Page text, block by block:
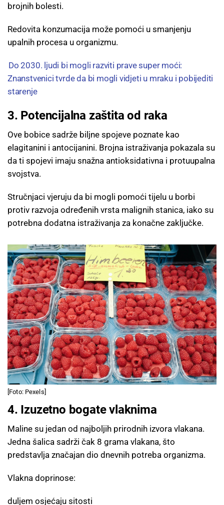
brojnih bolesti.
Redovita konzumacija može pomoći u smanjenju
upalnih procesa u organizmu.
Do 2030. ljudi bi mogli razviti prave super moći:
Znanstvenici tvrde da bi mogli vidjeti u mraku i pobijediti
starenje
3. Potencijalna zaštita od raka
Ove bobice sadrže biljne spojeve poznate kao
elagitanini i antocijanini. Brojna istraživanja pokazala su
da ti spojevi imaju snažna antioksidativna i protuupalna
svojstva.
Stručnjaci vjeruju da bi mogli pomoći tijelu u borbi
protiv razvoja određenih vrsta malignih stanica, iako su
potrebna dodatna istraživanja za konačne zaključke.
[Foto: Pexels]
4. Izuzetno bogate vlaknima
Maline su jedan od najboljih prirodnih izvora vlakana.
Jedna šalica sadrži čak 8 grama vlakana, što
predstavlja značajan dio dnevnih potreba organizma.
Vlakna doprinose:
duljem osjećaju sitosti